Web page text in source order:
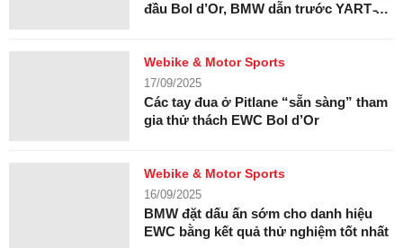
đầu Bol d’Or, BMW dẫn trước YART ̵…
Webike & Motor Sports
17/09/2025
Các tay đua ở Pitlane “sẵn sàng” tham
gia thử thách EWC Bol d’Or
Webike & Motor Sports
16/09/2025
BMW đặt dấu ấn sớm cho danh hiệu
EWC bằng kết quả thử nghiệm tốt nhất